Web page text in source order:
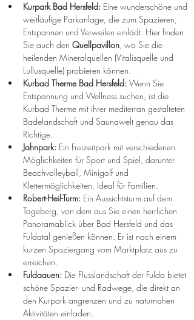
Kurpark Bad Hersfeld: Eine wunderschöne und
weitläufige Parkanlage, die zum Spazieren,
Entspannen und Verweilen einlädt. Hier finden
Sie auch den Quellpavillon, wo Sie die
heilenden Mineralquellen (Vitalisquelle und
Lullusquelle) probieren können.
Kurbad Therme Bad Hersfeld: Wenn Sie
Entspannung und Wellness suchen, ist die
Kurbad Therme mit ihrer mediterran gestalteten
Badelandschaft und Saunawelt genau das
Richtige.
Jahnpark: Ein Freizeitpark mit verschiedenen
Möglichkeiten für Sport und Spiel, darunter
Beachvolleyball, Minigolf und
Klettermöglichkeiten. Ideal für Familien.
Robert-Heil-Turm: Ein Aussichtsturm auf dem
Tageberg, von dem aus Sie einen herrlichen
Panoramablick über Bad Hersfeld und das
Fuldatal genießen können. Er ist nach einem
kurzen Spaziergang vom Marktplatz aus zu
erreichen.
Fuldaauen: Die Flusslandschaft der Fulda bietet
schöne Spazier- und Radwege, die direkt an
den Kurpark angrenzen und zu naturnahen
Aktivitäten einladen.